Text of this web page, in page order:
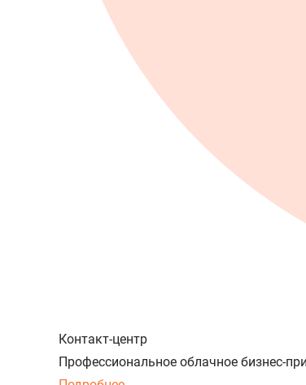
Контакт-центр
Профессиональное облачное бизнес-